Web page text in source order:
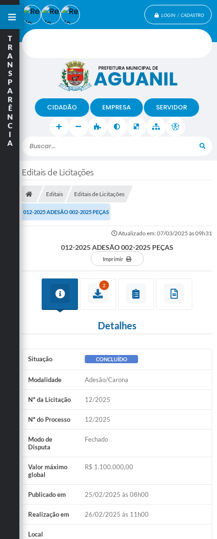
LOGIN / CADASTRO
Buscar...
CIDADÃO EMPRESA SERVIDOR
T
R
A
N
S
P
A
R
Ê
N
C
I
A
Editais de Licitações
Editais Editais de Licitações
012-2025 ADESÃO 002-2025 PEÇAS
Atualizado em: 07/03/2025 às 09h31
012-2025 ADESÃO 002-2025 PEÇAS
Imprimir
2
Detalhes
Situação CONCLUÍDO
Modalidade Adesão/Carona
Nº da Licitação 12/2025
Nº do Processo 12/2025
Modo de
Disputa
Fechado
Valor máximo
global
R$ 1.100.000,00
Publicado em 25/02/2025 às 08h00
Realização em 26/02/2025 às 11h00
Local